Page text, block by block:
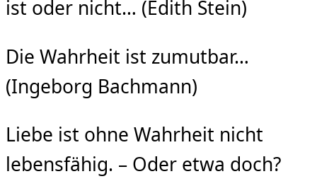
ist oder nicht… (Edith Stein)
Die Wahrheit ist zumutbar…
(Ingeborg Bachmann)
Liebe ist ohne Wahrheit nicht
lebensfähig. – Oder etwa doch?